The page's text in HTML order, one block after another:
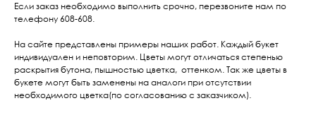
Если заказ необходимо выполнить срочно, перезвоните нам по
телефону 608-608.
На сайте представлены примеры наших работ. Каждый букет
индивидуален и неповторим. Цветы могут отличаться степенью
раскрытия бутона, пышностью цветка, оттенком. Так же цветы в
букете могут быть заменены на аналоги при отсутствии
необходимого цветка(по согласованию с заказчиком).